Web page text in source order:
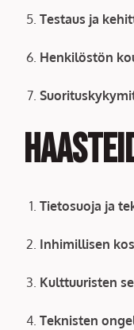
Testaus ja
Henkilöstön
Tietosuoja ja
Inhimillisen
Kulttuuristen
Teknisten